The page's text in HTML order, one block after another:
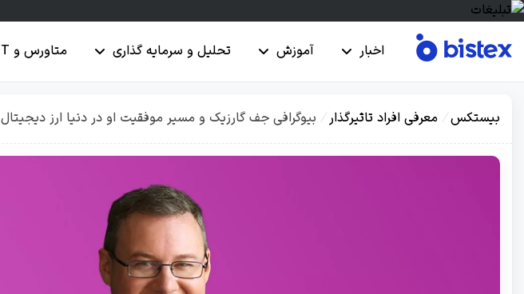
اخبار آموزش تحلیل و سرمایه گذاری متاورس و NFT
بیستکس معرفی افراد تاثیرگذار بیوگرافی جف گارزیک و مسیر موفقیت او در دنیا ارز دیجیتال